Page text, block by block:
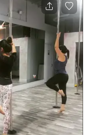
auprès des clients.
terme, vous pouvez
la baisse sans